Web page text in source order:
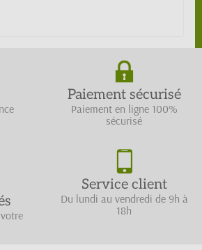
Paiement sécurisé
Paiement en ligne 100%
sécurisé
Service client
Du lundi au vendredi de 9h à
18h